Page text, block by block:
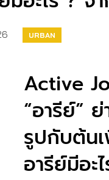
URBAN
Active
“อารีย์”
รูปกับต้น
อารีย์มีอะ